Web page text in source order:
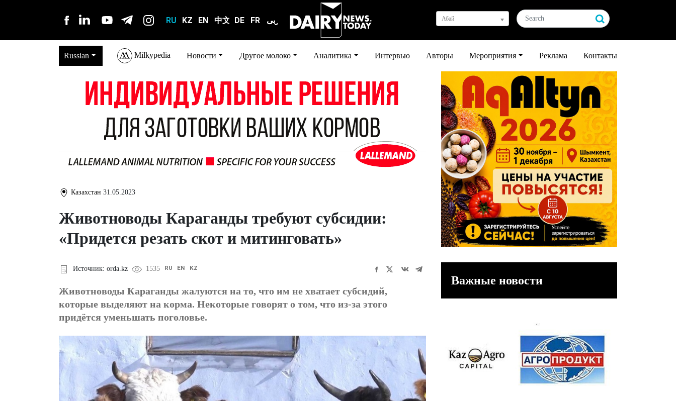
RU KZ EN 中文 DE FR عربى Абай
Russian Milkypedia Новости Другое молоко Аналитика Интервью Авторы Мероприятия Реклама Контакты
Казахстан 31.05.2023
Животноводы Караганды требуют субсидии:
«Придется резать скот и митинговать»
Источник: orda.kz 1535 RU EN KZ
Животноводы Караганды жалуются на то, что им не хватает субсидий,
которые выделяют на корма. Некоторые говорят о том, что из-за этого
придётся уменьшать поголовье.
Важные новости